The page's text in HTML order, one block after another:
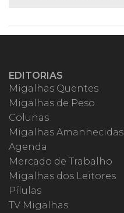
EDITORIAS
Migalhas Quentes
Migalhas de Peso
Colunas
Migalhas Amanhecidas
Agenda
Mercado de Trabalho
Migalhas dos Leitores
Pílulas
TV Migalhas